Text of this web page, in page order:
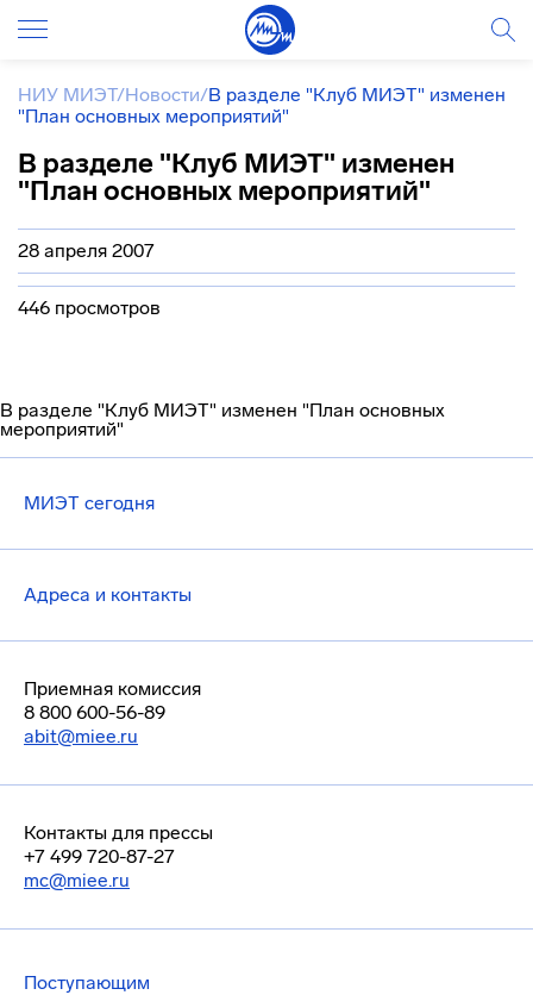
НИУ МИЭТ/Новости/В разделе "Клуб МИЭТ" изменен
"План основных мероприятий"
В разделе "Клуб МИЭТ" изменен
"План основных мероприятий"
28 апреля 2007
446 просмотров
В разделе "Клуб МИЭТ" изменен "План основных
мероприятий"
МИЭТ сегодня
Адреса и контакты
Приемная комиссия
8 800 600-56-89
abit@miee.ru
Контакты для прессы
+7 499 720-87-27
mc@miee.ru
Поступающим